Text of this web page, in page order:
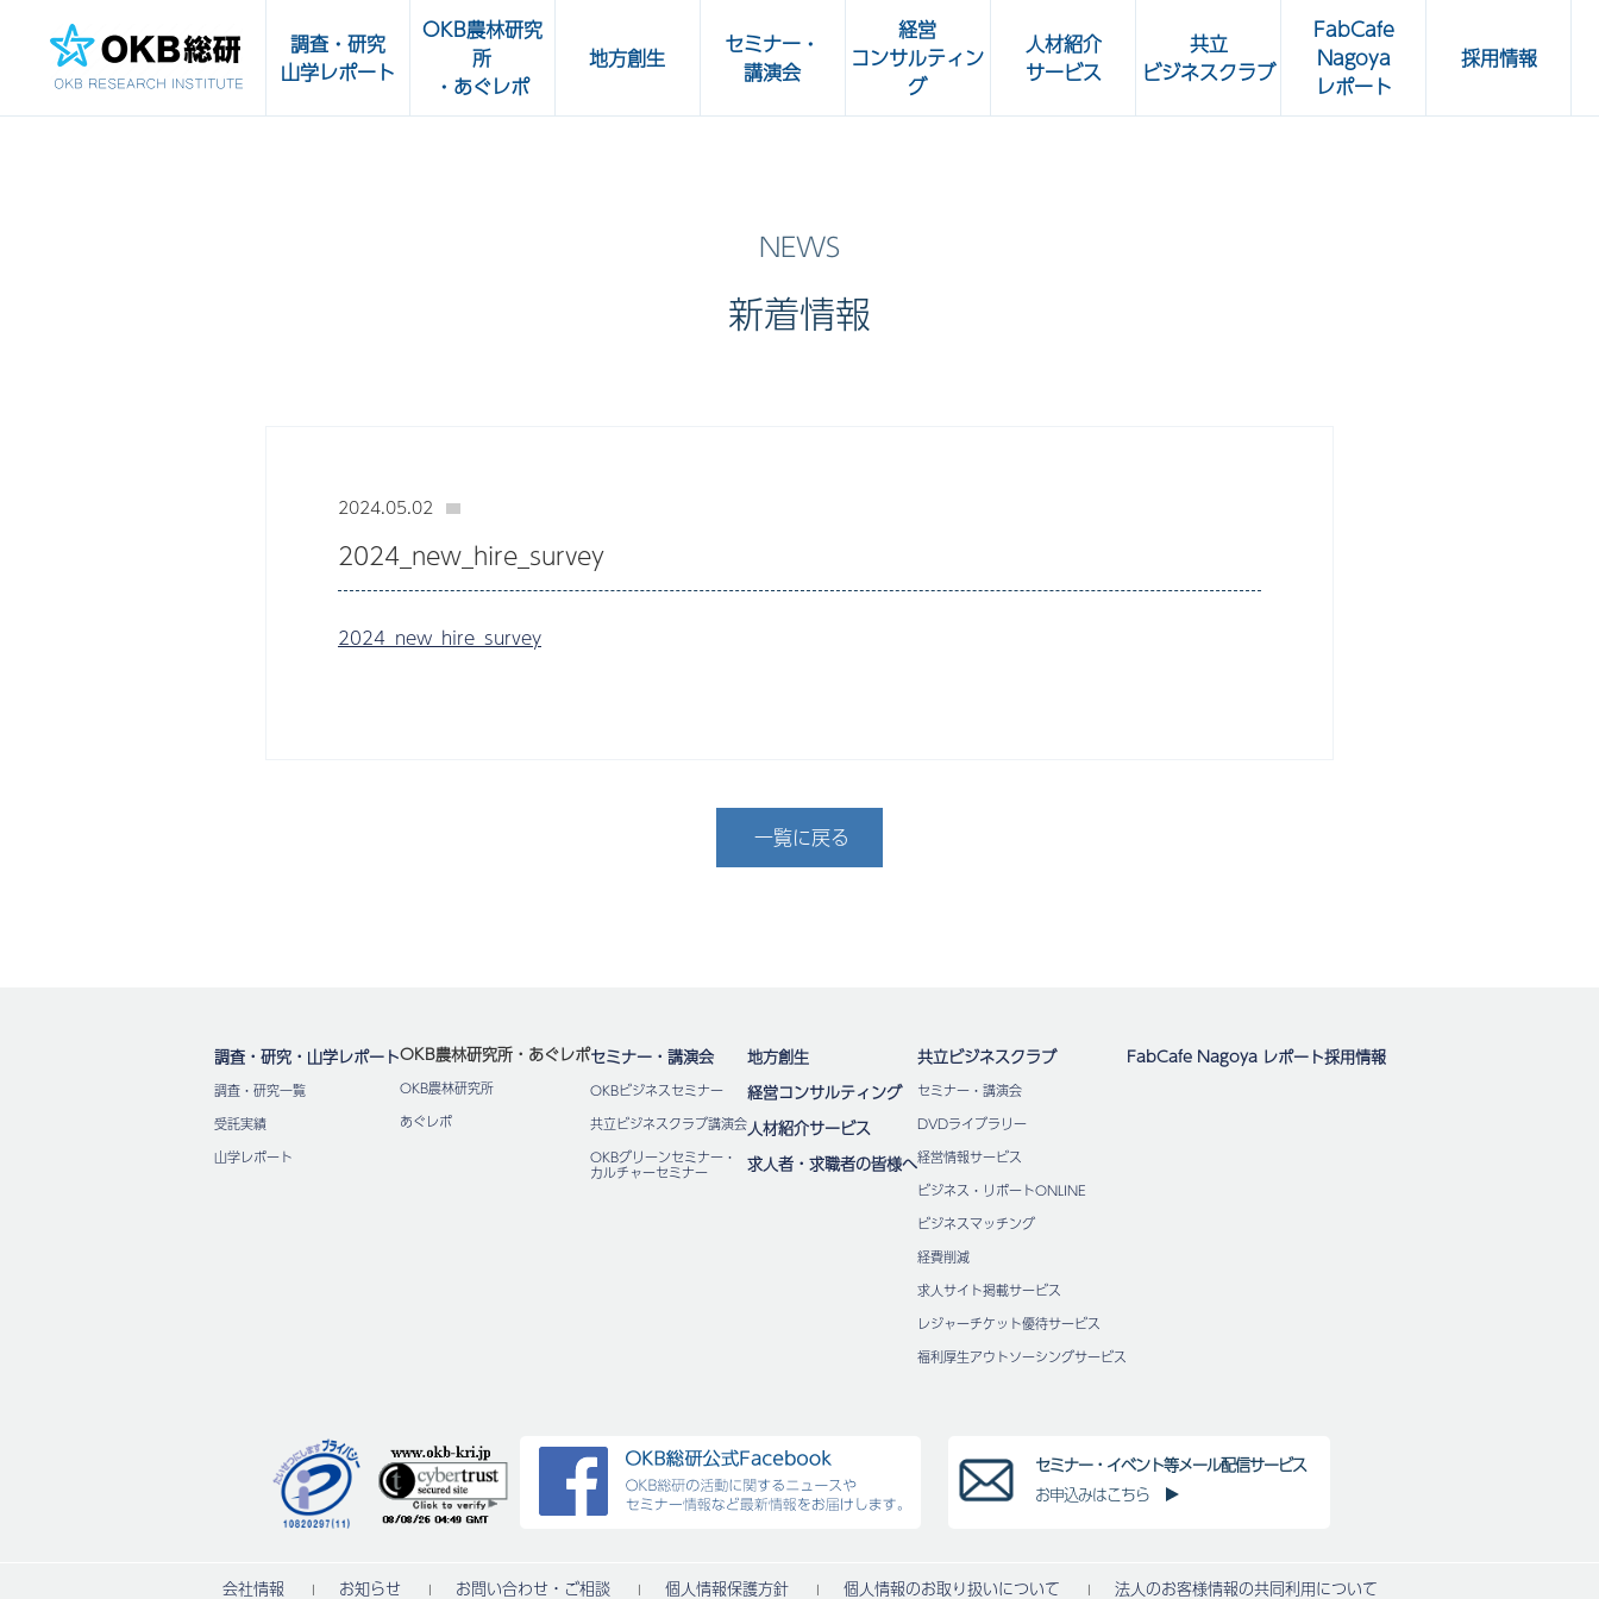
調査・研究
山学レポート
OKB農林研究
所
・あぐレポ
地方創生
セミナー・
講演会
共立ビジネスクラブ講演会
OKBグリーンセミナー・
OKBカルチャーセミナー
経営
コンサルティン
グ
人材紹介
サービス
共立
ビジネスクラブ
FabCafe
Nagoya
レポート
採用情報
新着情報
2024.05.02
2024_new_hire_survey
2024_new_hire_survey
一覧に戻る
調査・研究・山学レポート
調査・研究一覧
受託実績
山学レポート
OKB農林研究所・あぐレポ
OKB農林研究所
あぐレポ
セミナー・講演会
OKBビジネスセミナー
共立ビジネスクラブ講演会
OKBグリーンセミナー・
カルチャーセミナー
地方創生
経営コンサルティング
人材紹介サービス
求人者・求職者の皆様へ
共立ビジネスクラブ
セミナー・講演会
DVDライブラリー
経営情報サービス
ビジネス・リポートONLINE
ビジネスマッチング
経費削減
求人サイト掲載サービス
レジャーチケット優待サービス
福利厚⽣アウトソーシングサービス
FabCafe Nagoya レポート採用情報
セミナー・イベント等メール配信サービス
お申込みはこちら
会社情報 お知らせ お問い合わせ・ご相談 個人情報保護方針 個人情報のお取り扱いについて 法人のお客様情報の共同利用について